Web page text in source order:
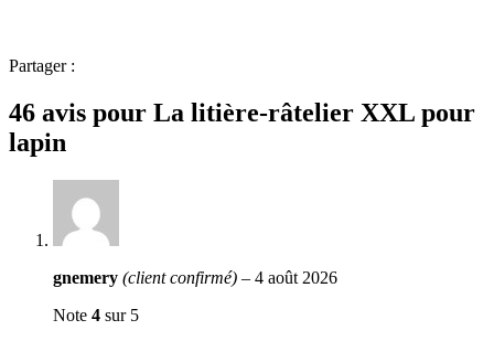
Partager :
46 avis pour La litière-râtelier XXL pour
lapin
gnemery (client confirmé) – 4 août 2026
Note 4 sur 5